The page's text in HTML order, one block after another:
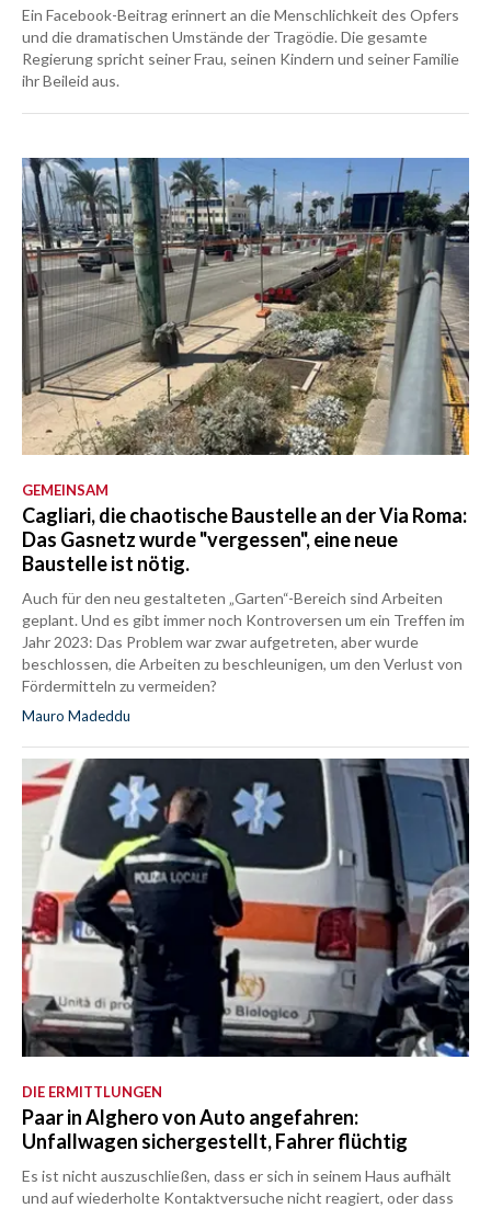
Ein Facebook-Beitrag erinnert an die Menschlichkeit des Opfers
und die dramatischen Umstände der Tragödie. Die gesamte
Regierung spricht seiner Frau, seinen Kindern und seiner Familie
ihr Beileid aus.
GEMEINSAM
Cagliari, die chaotische Baustelle an der Via Roma:
Das Gasnetz wurde "vergessen", eine neue
Baustelle ist nötig.
Auch für den neu gestalteten „Garten“-Bereich sind Arbeiten
geplant. Und es gibt immer noch Kontroversen um ein Treffen im
Jahr 2023: Das Problem war zwar aufgetreten, aber wurde
beschlossen, die Arbeiten zu beschleunigen, um den Verlust von
Fördermitteln zu vermeiden?
Mauro Madeddu
DIE ERMITTLUNGEN
Paar in Alghero von Auto angefahren:
Unfallwagen sichergestellt, Fahrer flüchtig
Es ist nicht auszuschließen, dass er sich in seinem Haus aufhält
und auf wiederholte Kontaktversuche nicht reagiert, oder dass